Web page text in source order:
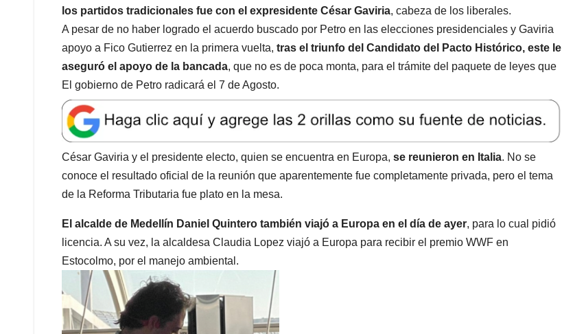
t
s
p
p
e
b
o
o
k
k
e
n
i
l
e
a
d
los partidos tradicionales fue con el expresidente César Gaviria, cabeza de los liberales.
A pesar de no haber logrado el acuerdo buscado por Petro en las elecciones presidenciales y Gaviria
apoyo a Fico Gutierrez en la primera vuelta, tras el triunfo del Candidato del Pacto Histórico, este le
aseguró el apoyo de la bancada, que no es de poca monta, para el trámite del paquete de leyes que
El gobierno de Petro radicará el 7 de Agosto.
César Gaviria y el presidente electo, quien se encuentra en Europa, se reunieron en Italia. No se
conoce el resultado oficial de la reunión que aparentemente fue completamente privada, pero el tema
de la Reforma Tributaria fue plato en la mesa.
El alcalde de Medellín Daniel Quintero también viajó a Europa en el día de ayer, para lo cual pidió
licencia. A su vez, la alcaldesa Claudia Lopez viajó a Europa para recibir el premio WWF en
Estocolmo, por el manejo ambiental.